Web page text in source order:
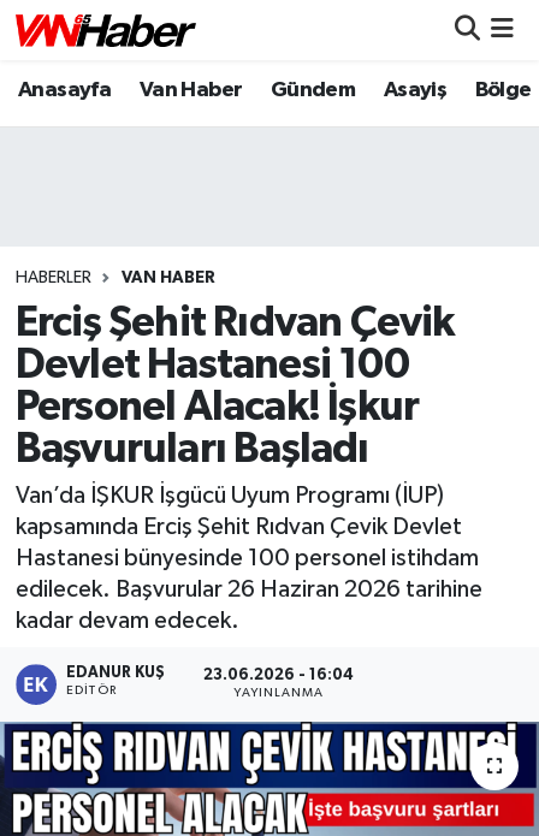
Anasayfa Van Haber Gündem Asayiş Bölge
HABERLER VAN HABER
Erciş Şehit Rıdvan Çevik
Devlet Hastanesi 100
Personel Alacak! İşkur
Başvuruları Başladı
Van’da İŞKUR İşgücü Uyum Programı (İUP)
kapsamında Erciş Şehit Rıdvan Çevik Devlet
Hastanesi bünyesinde 100 personel istihdam
edilecek. Başvurular 26 Haziran 2026 tarihine
kadar devam edecek.
EDANUR KUŞ
EDITÖR
23.06.2026 - 16:04
YAYINLANMA
Nöbetçi Eczaneler
Puan Durumu ve Fikstür
Tüm Manşetler
Son Dakika Haberleri
Haber Arşivi